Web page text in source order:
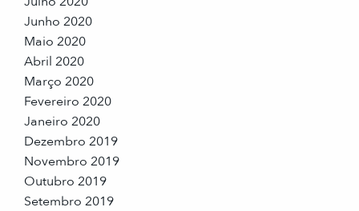
Junho 2020
Maio 2020
Abril 2020
Março 2020
Fevereiro 2020
Janeiro 2020
Dezembro 2019
Novembro 2019
Outubro 2019
Setembro 2019